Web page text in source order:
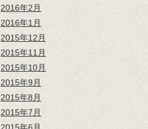
2016年2月
2016年1月
2015年12月
2015年11月
2015年10月
2015年9月
2015年8月
2015年7月